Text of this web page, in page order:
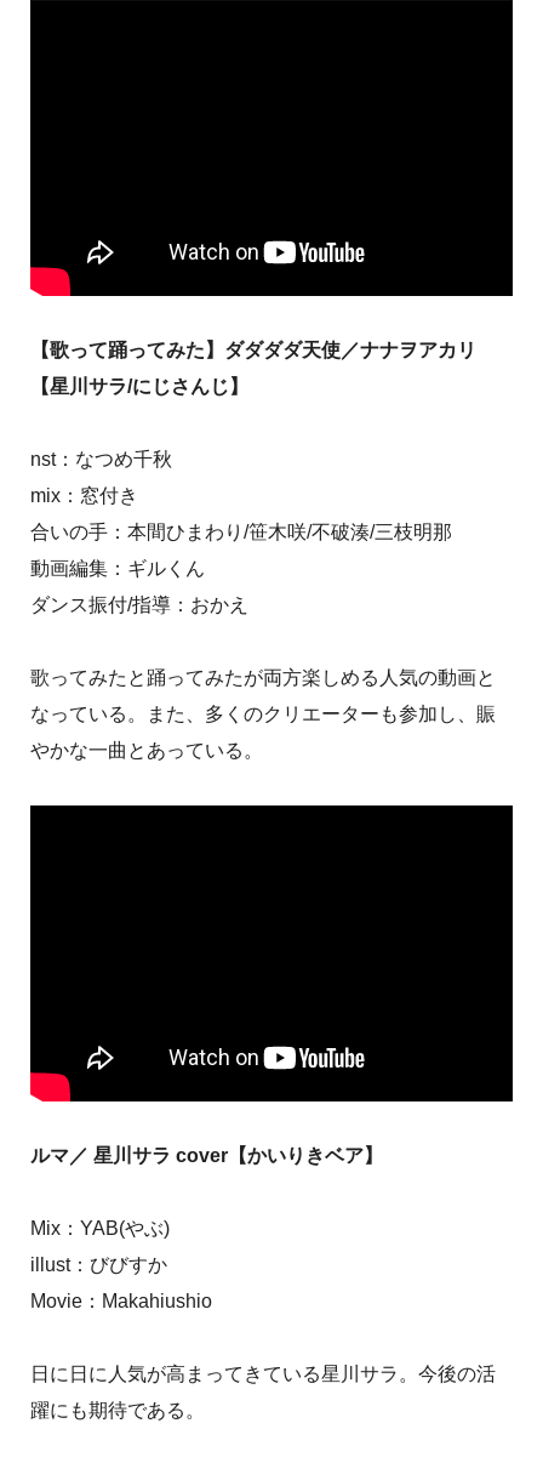
【歌って踊ってみた】ダダダダ天使／ナナヲアカリ
【星川サラ/にじさんじ】
nst：なつめ千秋
mix：窓付き
合いの手：本間ひまわり/笹木咲/不破湊/三枝明那
動画編集：ギルくん
ダンス振付/指導：おかえ
歌ってみたと踊ってみたが両方楽しめる人気の動画と
なっている。また、多くのクリエーターも参加し、賑
やかな一曲とあっている。
ルマ／ 星川サラ cover【かいりきベア】
Mix：YAB(やぶ)
illust：びびすか
Movie：Makahiushio
日に日に人気が高まってきている星川サラ。今後の活
躍にも期待である。